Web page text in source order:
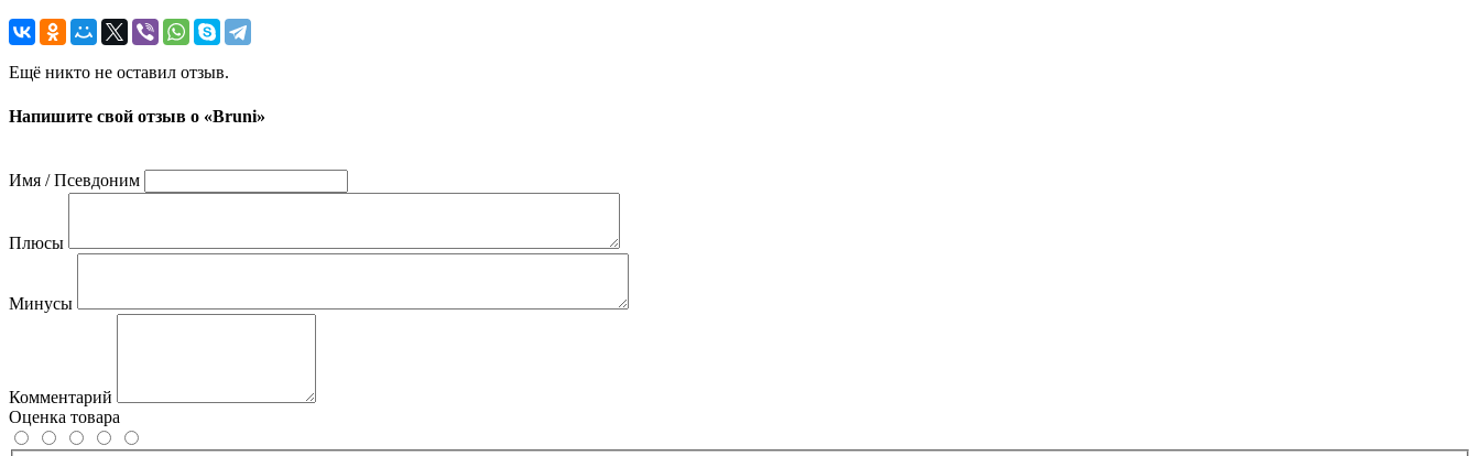
Ещё никто не оставил отзыв.
Напишите свой отзыв о «Bruni»
Имя / Псевдоним
Плюсы
Минусы
Комментарий
Оценка товара